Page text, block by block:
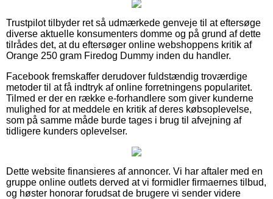
Trustpilot tilbyder ret så udmærkede genveje til at eftersøge
diverse aktuelle konsumenters domme og på grund af dette
tilrådes det, at du eftersøger online webshoppens kritik af
Orange 250 gram Firedog Dummy inden du handler.
Facebook fremskaffer derudover fuldstændig troværdige
metoder til at få indtryk af online forretningens popularitet.
Tilmed er der en række e-forhandlere som giver kunderne
mulighed for at meddele en kritik af deres købsoplevelse,
som på samme måde burde tages i brug til afvejning af
tidligere kunders oplevelser.
Dette website finansieres af annoncer. Vi har aftaler med en
gruppe online outlets derved at vi formidler firmaernes tilbud,
og høster honorar forudsat de brugere vi sender videre